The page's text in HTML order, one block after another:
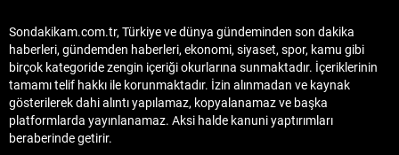
Sondakikam.com.tr, Türkiye ve dünya gündeminden son dakika
haberleri, gündemden haberleri, ekonomi, siyaset, spor, kamu gibi
birçok kategoride zengin içeriği okurlarına sunmaktadır. İçeriklerinin
tamamı telif hakkı ile korunmaktadır. İzin alınmadan ve kaynak
gösterilerek dahi alıntı yapılamaz, kopyalanamaz ve başka
platformlarda yayınlanamaz. Aksi halde kanuni yaptırımları
beraberinde getirir.